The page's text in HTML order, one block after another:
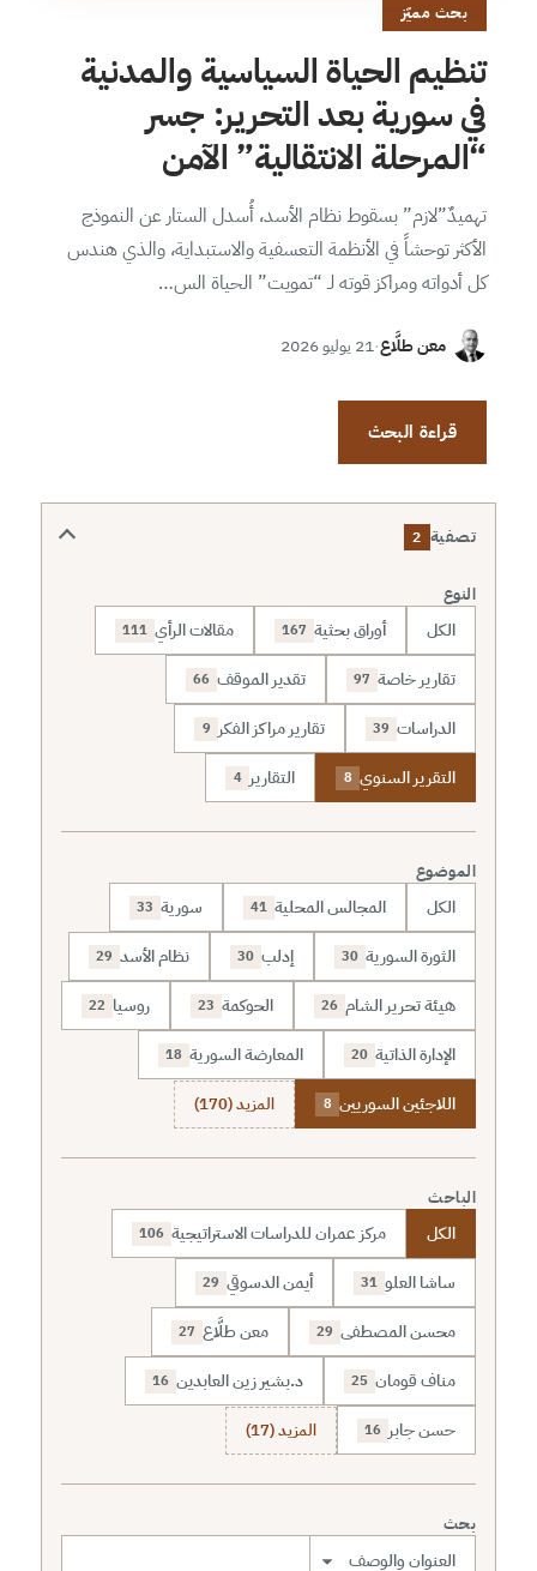
بحث مميّز
تنظيم الحياة السياسية والمدنية
في سورية بعد التحرير: جسر
“المرحلة الانتقالية” الآمن
تهميدٌ”لازم” بسقوط نظام الأسد، أُسدل الستار عن النموذج
الأكثر توحشاً في الأنظمة التعسفية والاستبداية، والذي هندس
كل أدواته ومراكز قوته لـ “تمويت” الحياة الس…
معن طلَّاع·21 يوليو 2026
قراءة البحث
تصفية 2
النوع
الكل أوراق بحثية 167 مقالات الرأي 111
تقارير خاصة 97 تقدير الموقف 66
الدراسات 39 تقارير مراكز الفكر 9
التقرير السنوي 8 التقارير 4
الموضوع
الكل المجالس المحلية 41 سورية 33
الثورة السورية 30 إدلب 30 نظام الأسد 29
هيئة تحرير الشام 26 الحوكمة 23 روسيا 22
الإدارة الذاتية 20 المعارضة السورية 18
اللاجئين السوريين 8 المزيد (170)
الباحث
الكل مركز عمران للدراسات الاستراتيجية 106
ساشا العلو 31 أيمن الدسوقي 29
محسن المصطفى 29 معن طلَّاع 27
مناف قومان 25 د.بشير زين العابدين 16
حسن جابر 16 المزيد (17)
بحث